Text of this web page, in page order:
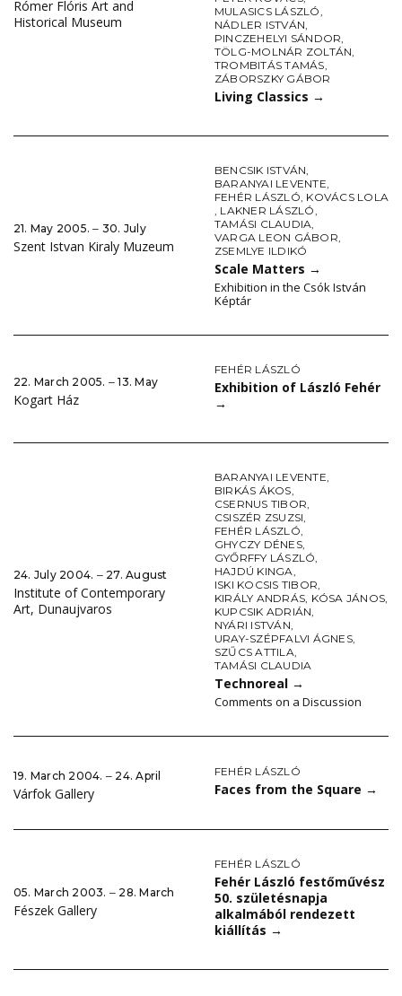
Rómer Flóris Art and
Historical Museum
MULASICS LÁSZLÓ,
NÁDLER ISTVÁN,
PINCZEHELYI SÁNDOR,
TÖLG-MOLNÁR ZOLTÁN,
TROMBITÁS TAMÁS,
ZÁBORSZKY GÁBOR
Living Classics →
21. May 2005. ‒ 30. July
Szent Istvan Kiraly Muzeum
BENCSIK ISTVÁN,
BARANYAI LEVENTE,
FEHÉR LÁSZLÓ, KOVÁCS LOLA
, LAKNER LÁSZLÓ,
TAMÁSI CLAUDIA,
VARGA LEON GÁBOR,
ZSEMLYE ILDIKÓ
Scale Matters →
Exhibition in the Csók István
Képtár
22. March 2005. ‒ 13. May
Kogart Ház
FEHÉR LÁSZLÓ
Exhibition of László Fehér
→
24. July 2004. ‒ 27. August
Institute of Contemporary
Art, Dunaujvaros
BARANYAI LEVENTE,
BIRKÁS ÁKOS,
CSERNUS TIBOR,
CSISZÉR ZSUZSI,
FEHÉR LÁSZLÓ,
GHYCZY DÉNES,
GYŐRFFY LÁSZLÓ,
HAJDÚ KINGA,
ISKI KOCSIS TIBOR,
KIRÁLY ANDRÁS, KÓSA JÁNOS,
KUPCSIK ADRIÁN,
NYÁRI ISTVÁN,
URAY-SZÉPFALVI ÁGNES,
SZŰCS ATTILA,
TAMÁSI CLAUDIA
Technoreal →
Comments on a Discussion
19. March 2004. ‒ 24. April
Várfok Gallery
FEHÉR LÁSZLÓ
Faces from the Square →
05. March 2003. ‒ 28. March
Fészek Gallery
FEHÉR LÁSZLÓ
Fehér László festőművész
50. születésnapja
alkalmából rendezett
kiállítás →